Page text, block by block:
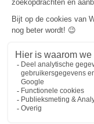
Carabouille.nl
Wettelijke
Algemene
Persvragen? mail
Powered by ICS
OK